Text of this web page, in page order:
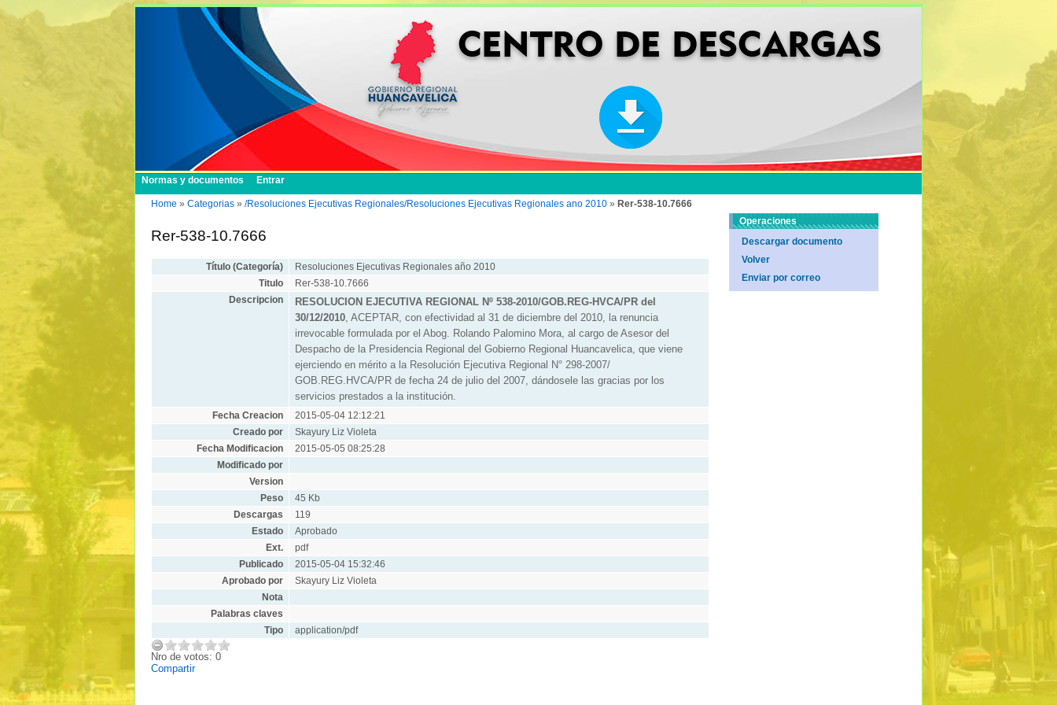
Normas y documentos Entrar
Home » Categorias » /Resoluciones Ejecutivas Regionales/Resoluciones Ejecutivas Regionales ano 2010 » Rer-538-10.7666
Rer-538-10.7666
Título (Categoría)
Resoluciones Ejecutivas Regionales año 2010
Titulo
Rer-538-10.7666
Descripcion
RESOLUCION EJECUTIVA REGIONAL Nº 538-2010/GOB.REG-HVCA/PR del
30/12/2010 , ACEPTAR, con efectividad al 31 de diciembre del 2010, la renuncia
irrevocable formulada por el Abog. Rolando Palomino Mora, al cargo de Asesor del
Despacho de la Presidencia Regional del Gobierno Regional Huancavelica, que viene
ejerciendo en mérito a la Resolución Ejecutiva Regional N° 298-2007/
GOB.REG.HVCA/PR de fecha 24 de julio del 2007, dándosele las gracias por los
servicios prestados a la institución.
Fecha Creacion
2015-05-04 12:12:21
Creado por
Skayury Liz Violeta
Fecha Modificacion
2015-05-05 08:25:28
Modificado por
Version
Peso
45 Kb
Descargas
119
Estado
Aprobado
Ext.
pdf
Publicado
2015-05-04 15:32:46
Aprobado por
Skayury Liz Violeta
Nota
Palabras claves
Tipo
application/pdf
Nro de votos: 0
Compartir
Operaciones
Descargar documento
Volver
Enviar por correo